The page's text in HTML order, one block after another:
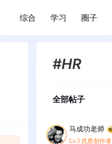
综合 学习 圈子
#HR
全部帖子
马成功老师
Lv.3 优质创作者